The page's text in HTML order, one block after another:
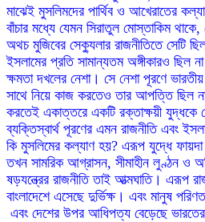
মাঝেই মুসলিমদের পার্থিব ও আখেরাতের
বাঁচার মধ্যে যেমন সিরাতুল মোস্তাকিম
অথচ মুজিবের সেক্যুলার রাজনীতিতে সেটি
ইসলামের প্রতি সামান্যতম অঙ্গীকারও ছিল
ক্ষমতা দখলের নেশা। সে নেশা পূরণে
সাথে নিয়ে কাজ করতেও তার আপত্তি ছিল
করতেই একাত্তরে একটি রক্তাক্ষয়ী যুদ্ধকে
ব্যক্তিস্বার্থ পূরণের এমন রাজনীতি এবং
কি মুসলিমের কল্যাণ হয়? এরূপ যুদ্ধে
তখন সামরিক আগ্রাসন, সীমাহীন লুণ্ঠন ও
ষড়যন্ত্রের রাজনীতি তাই আত্মঘাতি। এরূপ
বাংলাদেশে এসেছে দুর্ভিক্ষ। এবং মানুষ
এবং দেশের উপর আধিপত্য বেড়েছে